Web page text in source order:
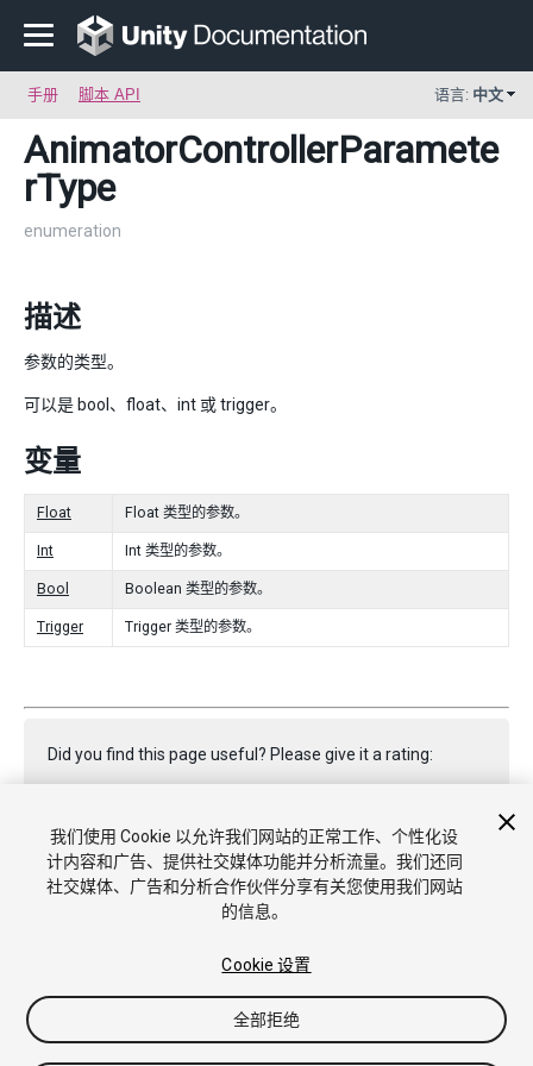
手册 脚本 API 语言: 中文
AnimatorControllerParamete
rType
enumeration
描述
参数的类型。
可以是 bool、float、int 或 trigger。
变量
Float Float 类型的参数。
Int Int 类型的参数。
Bool Boolean 类型的参数。
Trigger Trigger 类型的参数。
Did you find this page useful? Please give it a rating:
Report a problem on this page
版权所有 © 2021 Unity Technologies. Publication 2020.3
我们使用 Cookie 以允许我们网站的正常工作、个性化设
计内容和广告、提供社交媒体功能并分析流量。我们还同
社交媒体、广告和分析合作伙伴分享有关您使用我们网站
的信息。
Cookie 设置
全部拒绝